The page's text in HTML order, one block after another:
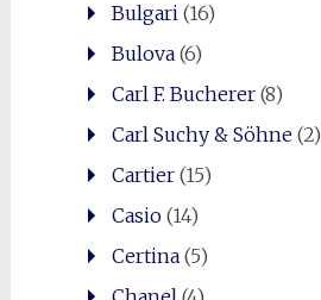
Bulgari(16)
Bulova(6)
Carl F. Bucherer(8)
Carl Suchy & Söhne(2)
Cartier(15)
Casio(14)
Certina(5)